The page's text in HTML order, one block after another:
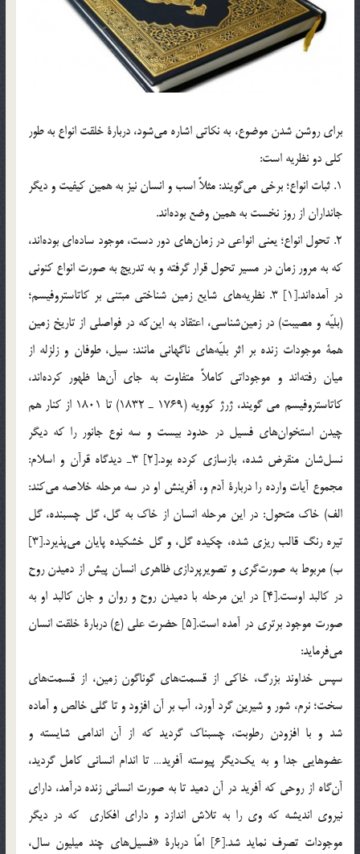
براي روشن شدن موضوع، به نكاتي اشاره مي‌شود، دربارة خلقت انواع به طور
كلي دو نظريه است:
1. ثبات انواع؛ برخي مي‌گويند: مثلاً اسب و انسان نيز به همين كيفيت و ديگر
جانداران از روز نخست به همين وضع بوده‌اند.
2. تحول انواع؛ يعني انواعي در زمان‌هاي دور دست، موجود ساده‌اي بوده‌اند،
كه به مرور زمان در مسير تحول قرار گرفته و به تدريج به صورت انواع كنوني
در آمده‌اند.[1] 3. نظريه‌هاي شايع زمين شناختي مبتني بر كاتاستروفيسم؛
(بليّه و مصيبت) در زمين‌شناسي، اعتقاد به اين‌كه در فواصلي از تاريخ زمين
همة موجودات زنده بر اثر بليّه‌هاي ناگهاني مانند: سيل، طوفان و زلزله از
ميان رفته‌اند و موجوداتي كاملاً متفاوت به جاي آن‌ها ظهور كرده‌اند،
كاتاستروفيسم مي گويند، ژرژ كوويه (1769 ـ 1832) تا 1801 از كنار هم
چيدن استخوان‌هاي فسيل در حدود بيست و سه نوع جانور را كه ديگر
نسل‌شان منقرض شده، بازسازي كرده بود.[2] 3ـ ديدگاه قرآن و اسلام:
مجموع آيات وارده را دربارة آدم و، آفرينش او در سه مرحله خلاصه مي‌كند:
الف) خاك متحول: در اين مرحله انسان از خاك به گل، گل چسبنده، گل
تيره رنگ قالب ريزي شده، چكيده گل، و گل خشكيده پايان مي‌پذيرد.[3]
ب) مربوط به صورت‌گري و تصويرپردازي ظاهري انسان پيش از دميدن روح
در كالبد اوست.[4] در اين مرحله با دميدن روح و روان و جان كالبد او به
صورت موجود برتري در آمده است.[5] حضرت علي (ع) دربارة خلقت انسان
مي‌فرمايد:
سپس خداوند بزرگ، خاكي از قسمت‌هاي گوناگون زمين، از قسمت‌هاي
سخت؛ نرم، شور و شيرين گرد آورد، آب بر آن افزود و تا گلي خالص و آماده
شد و با افزودن رطوبت، چسبناك گرديد كه از آن اندامي شايسته و
عضوهايي جدا و به يك‌ديگر پيوسته آفريد… تا اندام انساني كامل گرديد،
آن‌گاه از روحي كه آفريد در آن دميد تا به صورت انساني زنده درآمد، داراي
نيروي انديشه كه وي را به تلاش اندازد و داراي افكاري كه در ديگر
موجودات تصرف نمايد شد.[6] امّا دربارة «فسيل‌هاي چند ميليون سال،